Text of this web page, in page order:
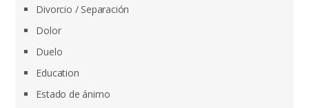
Divorcio / Separación
Dolor
Duelo
Education
Estado de ánimo